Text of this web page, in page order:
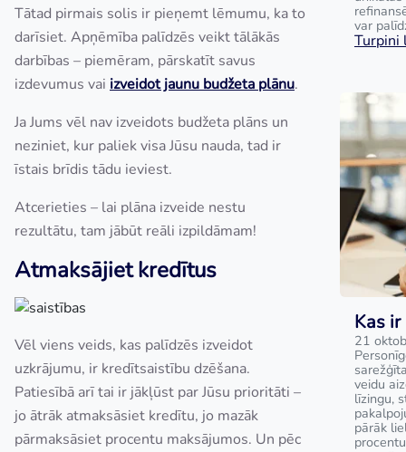
Tātad pirmais solis ir pieņemt lēmumu, ka to
darīsiet. Apņēmība palīdzēs veikt tālākās
darbības – piemēram, pārskatīt savus
izdevumus vai izveidot jaunu budžeta plānu.
Ja Jums vēl nav izveidots budžeta plāns un
neziniet, kur paliek visa Jūsu nauda, tad ir
īstais brīdis tādu ieviest.
Atcerieties – lai plāna izveide nestu
rezultātu, tam jābūt reāli izpildāmam!
Atmaksājiet kredītus
Vēl viens veids, kas palīdzēs izveidot
uzkrājumu, ir kredītsaistību dzēšana.
Patiesībā arī tai ir jākļūst par Jūsu prioritāti –
jo ātrāk atmaksāsiet kredītu, jo mazāk
pārmaksāsiet procentu maksājumos. Un pēc
var
Turpini
Kas
21
veidu
līzingu,
pārāk